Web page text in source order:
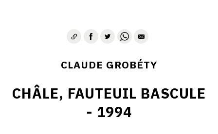
CLAUDE GROBÉTY
CHÂLE, FAUTEUIL BASCULE
- 1994